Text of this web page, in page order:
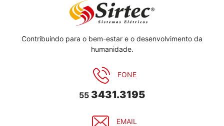
Contribuindo para o bem-estar e o desenvolvimento da
humanidade.
FONE
55 3431.3195
EMAIL